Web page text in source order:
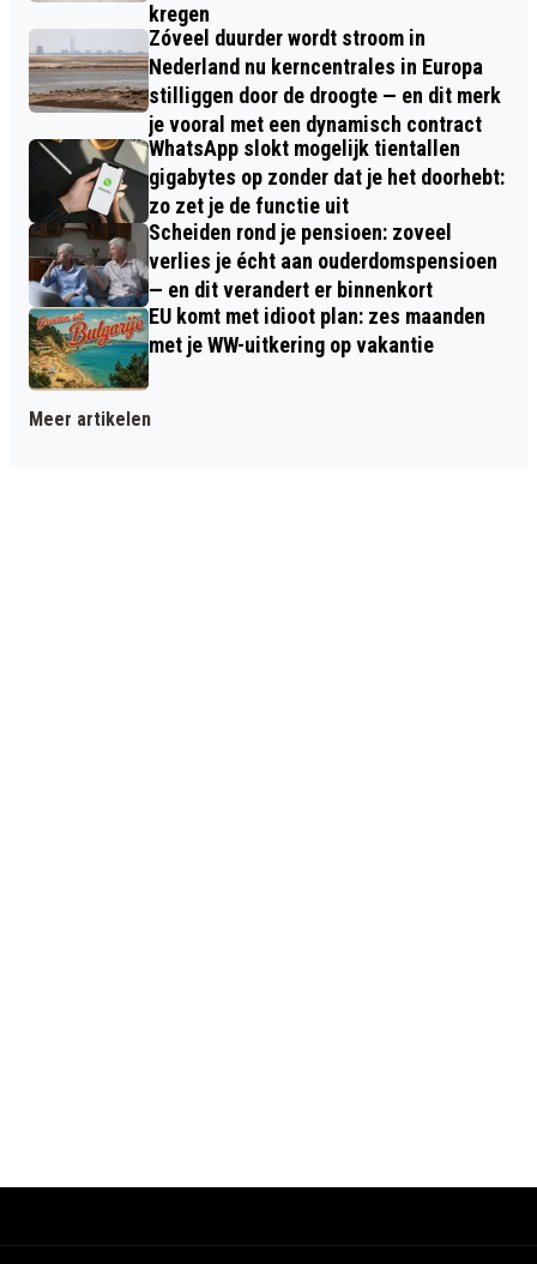
kregen
Zóveel duurder wordt stroom in
Nederland nu kerncentrales in Europa
stilliggen door de droogte — en dit merk
je vooral met een dynamisch contract
WhatsApp slokt mogelijk tientallen
gigabytes op zonder dat je het doorhebt:
zo zet je de functie uit
Scheiden rond je pensioen: zoveel
verlies je écht aan ouderdomspensioen
— en dit verandert er binnenkort
EU komt met idioot plan: zes maanden
met je WW-uitkering op vakantie
Meer artikelen